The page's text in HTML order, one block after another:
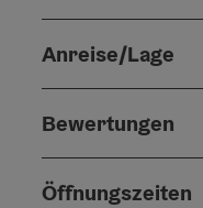
Anreise/Lage
Bewertungen
Öffnungszeiten